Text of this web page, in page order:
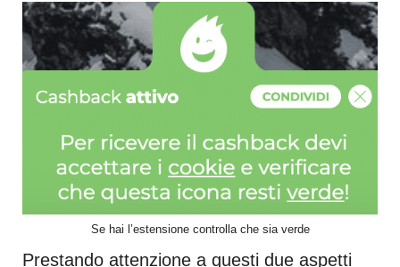
Se hai l’estensione controlla che sia verde
Prestando attenzione a questi due aspetti